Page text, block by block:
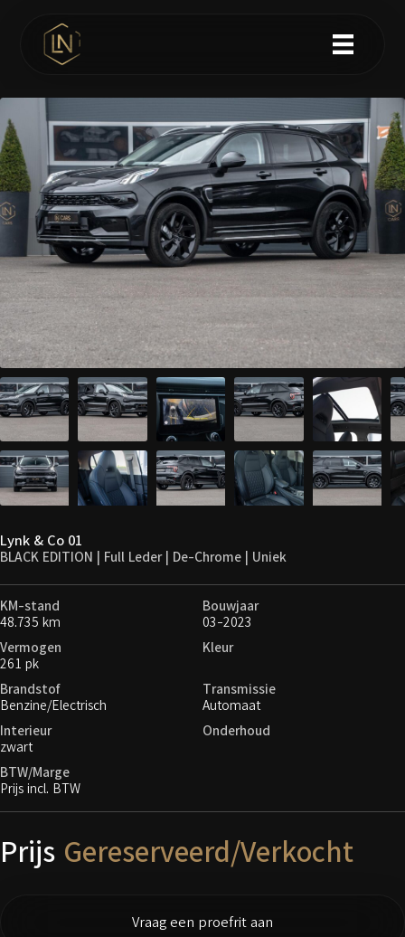
Lynk & Co 01
BLACK EDITION | Full Leder | De-Chrome | Uniek
KM-stand
48.735 km
Bouwjaar
03-2023
Vermogen
261 pk
Kleur
Brandstof
Benzine/Electrisch
Transmissie
Automaat
Interieur
zwart
Onderhoud
BTW/Marge
Prijs incl. BTW
Prijs Gereserveerd/Verkocht
Vraag een proefrit aan